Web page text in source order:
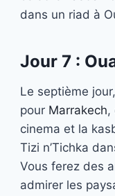
dans un riad à
Jour 7 :
Le septième
pour Marrakech,
cinema et la
Tizi n’Tichka
Vous ferez des
admirer les